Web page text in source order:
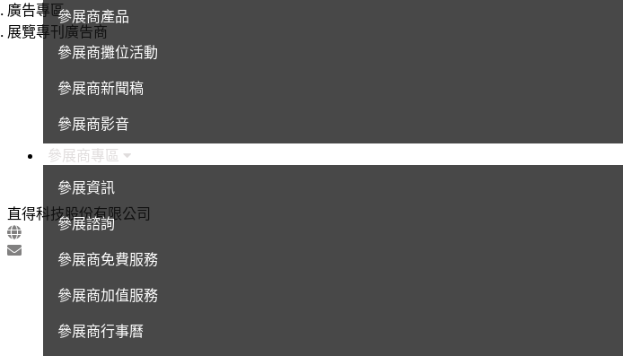
參展商產品
參展商攤位活動
參展商新聞稿
參展商影音
參展商專區
參展資訊
參展諮詢
參展商免費服務
參展商加值服務
參展商行事曆
廣告專區
展覽專刊廣告商
直得科技股份有限公司